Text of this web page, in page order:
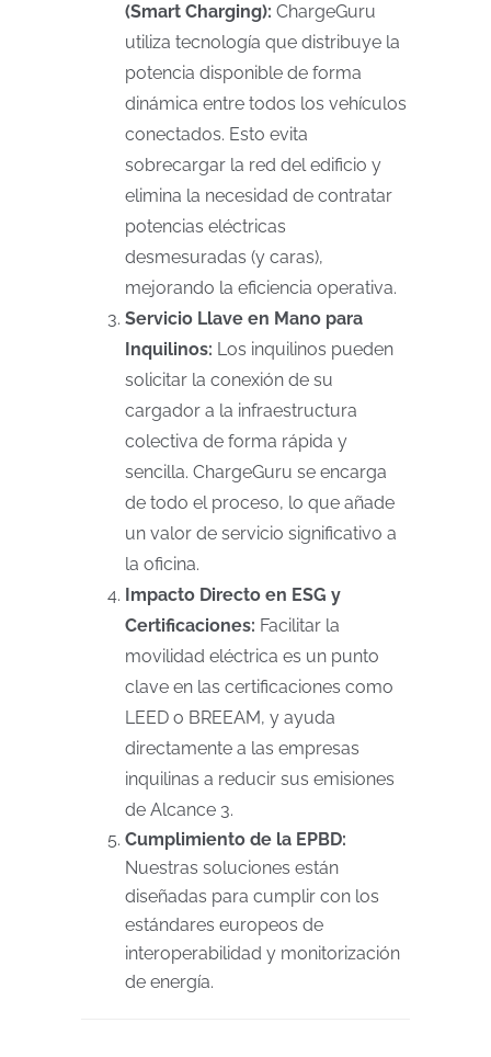
(Smart Charging): ChargeGuru
utiliza tecnología que distribuye la
potencia disponible de forma
dinámica entre todos los vehículos
conectados. Esto evita
sobrecargar la red del edificio y
elimina la necesidad de contratar
potencias eléctricas
desmesuradas (y caras),
mejorando la eficiencia operativa.
Servicio Llave en Mano para
Inquilinos: Los inquilinos pueden
solicitar la conexión de su
cargador a la infraestructura
colectiva de forma rápida y
sencilla. ChargeGuru se encarga
de todo el proceso, lo que añade
un valor de servicio significativo a
la oficina.
Impacto Directo en ESG y
Certificaciones: Facilitar la
movilidad eléctrica es un punto
clave en las certificaciones como
LEED o BREEAM, y ayuda
directamente a las empresas
inquilinas a reducir sus emisiones
de Alcance 3.
Cumplimiento de la EPBD:
Nuestras soluciones están
diseñadas para cumplir con los
estándares europeos de
interoperabilidad y monitorización
de energía.